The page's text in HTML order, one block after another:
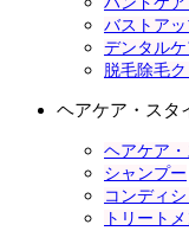
バストア
デンタルケ
脱毛除毛
ヘアケア・スタ
ヘアケア
シャンプー
コンディ
トリート